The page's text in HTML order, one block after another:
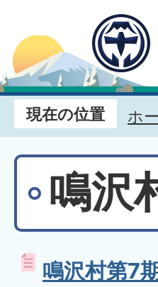
現在の位置 ホ
鳴沢
鳴沢村第7